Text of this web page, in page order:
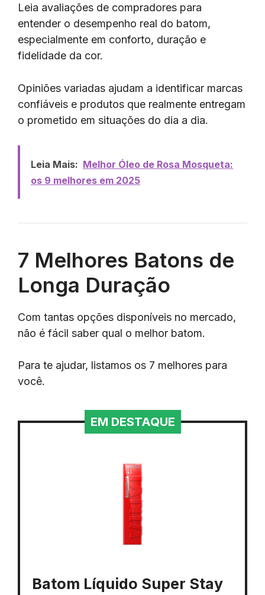
Leia avaliações de compradores para
entender o desempenho real do batom,
especialmente em conforto, duração e
fidelidade da cor.
Opiniões variadas ajudam a identificar marcas
confiáveis e produtos que realmente entregam
o prometido em situações do dia a dia.
Leia Mais: Melhor Óleo de Rosa Mosqueta:
os 9 melhores em 2025
7 Melhores Batons de
Longa Duração
Com tantas opções disponíveis no mercado,
não é fácil saber qual o melhor batom.
Para te ajudar, listamos os 7 melhores para
você.
EM DESTAQUE
Batom Líquido Super Stay